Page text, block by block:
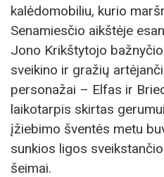
kalėdomobiliu, kurio
Senamiesčio aikštėje
Jono Krikštytojo
sveikino ir gražių
personažai – Elfas ir
laikotarpis skirtas
įžiebimo šventės metu
sunkios ligos
šeimai.